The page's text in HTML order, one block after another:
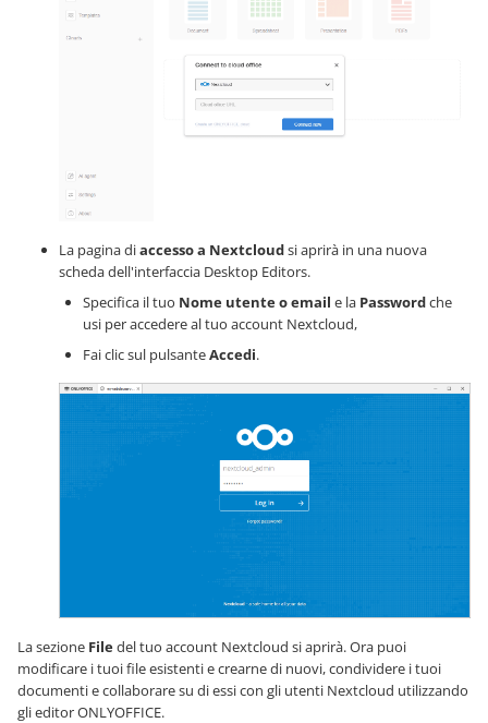
La pagina diaccesso a Nextcloudsi aprirà in una nuova
scheda dell'interfaccia Desktop Editors.
Specifica il tuo Nome utente o email e la Passwordche
usi per accedere al tuo account Nextcloud,
Fai clic sul pulsanteAccedi.
La sezione Filedel tuo account Nextcloud si aprirà. Ora puoi
modificare i tuoi file esistenti e crearne di nuovi, condividere i tuoi
documenti e collaborare su di essi con gli utenti Nextcloud utilizzando
gli editor ONLYOFFICE.